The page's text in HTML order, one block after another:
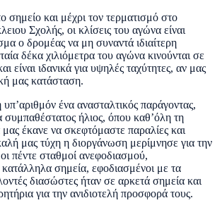
σημείο και μέχρι τον τερματισμό στο
Σχολής, οι κλίσεις του αγώνα είναι
ο δρομέας να μη συναντά ιδιαίτερη
δέκα χιλιόμετρα του αγώνα κινούνται σε
είναι ιδανικά για υψηλές ταχύτητες, αν μας
μας κατάσταση.
ένα ανασταλτικός παράγοντας,
συμπαθέστατος ήλιος, όπου καθ’όλη τη
έκανε να σκεφτόμαστε παραλίες και
μας τύχη η διοργάνωση μερίμνησε για την
πέντε σταθμοί ανεφοδιασμού,
σημεία, εφοδιασμένοι με τα
διασώστες ήταν σε αρκετά σημεία και
για την ανιδιοτελή προσφορά τους.